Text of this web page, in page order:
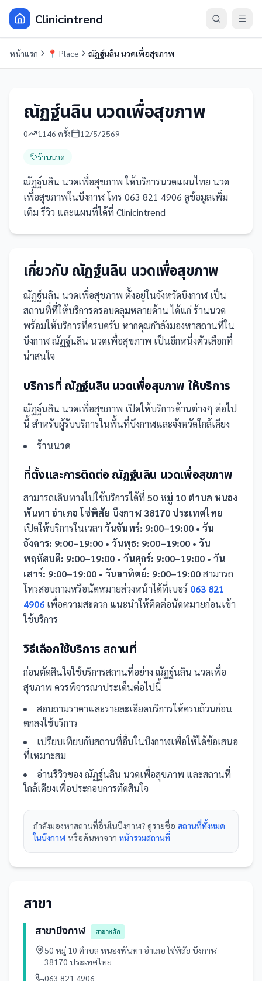
Clinicintrend
หน้าแรก 📍 Place ณัฏฐ์นลิน นวดเพื่อสุขภาพ
ณัฏฐ์นลิน นวดเพื่อสุขภาพ
0 1146 ครั้ง 12/5/2569
ร้านนวด
ณัฏฐ์นลิน นวดเพื่อสุขภาพ ให้บริการนวดแผนไทย นวด
เพื่อสุขภาพในบึงกาฬ โทร 063 821 4906 ดูข้อมูลเพิ่ม
เติม รีวิว และแผนที่ได้ที่ Clinicintrend
เกี่ยวกับ ณัฏฐ์นลิน นวดเพื่อสุขภาพ
ณัฏฐ์นลิน นวดเพื่อสุขภาพ ตั้งอยู่ในจังหวัดบึงกาฬ เป็น
สถานที่ที่ให้บริการครอบคลุมหลายด้าน ได้แก่ ร้านนวด
พร้อมให้บริการที่ครบครัน หากคุณกำลังมองหาสถานที่ใน
บึงกาฬ ณัฏฐ์นลิน นวดเพื่อสุขภาพ เป็นอีกหนึ่งตัวเลือกที่
น่าสนใจ
บริการที่ ณัฏฐ์นลิน นวดเพื่อสุขภาพ ให้บริการ
ณัฏฐ์นลิน นวดเพื่อสุขภาพ เปิดให้บริการด้านต่างๆ ต่อไป
นี้ สำหรับผู้รับบริการในพื้นที่บึงกาฬและจังหวัดใกล้เคียง
ร้านนวด
ที่ตั้งและการติดต่อ ณัฏฐ์นลิน นวดเพื่อสุขภาพ
สามารถเดินทางไปใช้บริการได้ที่ 50 หมู่ 10 ตำบล หนอง
พันทา อำเภอ โซ่พิสัย บึงกาฬ 38170 ประเทศไทย
เปิดให้บริการในเวลา วันจันทร์: 9:00–19:00 • วัน
อังคาร: 9:00–19:00 • วันพุธ: 9:00–19:00 • วัน
พฤหัสบดี: 9:00–19:00 • วันศุกร์: 9:00–19:00 • วัน
เสาร์: 9:00–19:00 • วันอาทิตย์: 9:00–19:00สามารถ
โทรสอบถามหรือนัดหมายล่วงหน้าได้ที่เบอร์ 063 821
4906 เพื่อความสะดวก แนะนำให้ติดต่อนัดหมายก่อนเข้า
ใช้บริการ
วิธีเลือกใช้บริการ สถานที่
ก่อนตัดสินใจใช้บริการสถานที่อย่าง ณัฏฐ์นลิน นวดเพื่อ
สุขภาพ ควรพิจารณาประเด็นต่อไปนี้
สอบถามราคาและรายละเอียดบริการให้ครบถ้วนก่อน
ตกลงใช้บริการ
เปรียบเทียบกับสถานที่อื่นในบึงกาฬเพื่อให้ได้ข้อเสนอ
ที่เหมาะสม
อ่านรีวิวของ ณัฏฐ์นลิน นวดเพื่อสุขภาพ และสถานที่
ใกล้เคียงเพื่อประกอบการตัดสินใจ
กำลังมองหาสถานที่อื่นในบึงกาฬ? ดูรายชื่อ สถานที่ทั้งหมด
ในบึงกาฬ หรือค้นหาจาก หน้ารวมสถานที่
สาขา
สาขาบึงกาฬ
สาขาหลัก
50 หมู่ 10 ตำบล หนองพันทา อำเภอ โซ่พิสัย บึงกาฬ
38170 ประเทศไทย
063 821 4906